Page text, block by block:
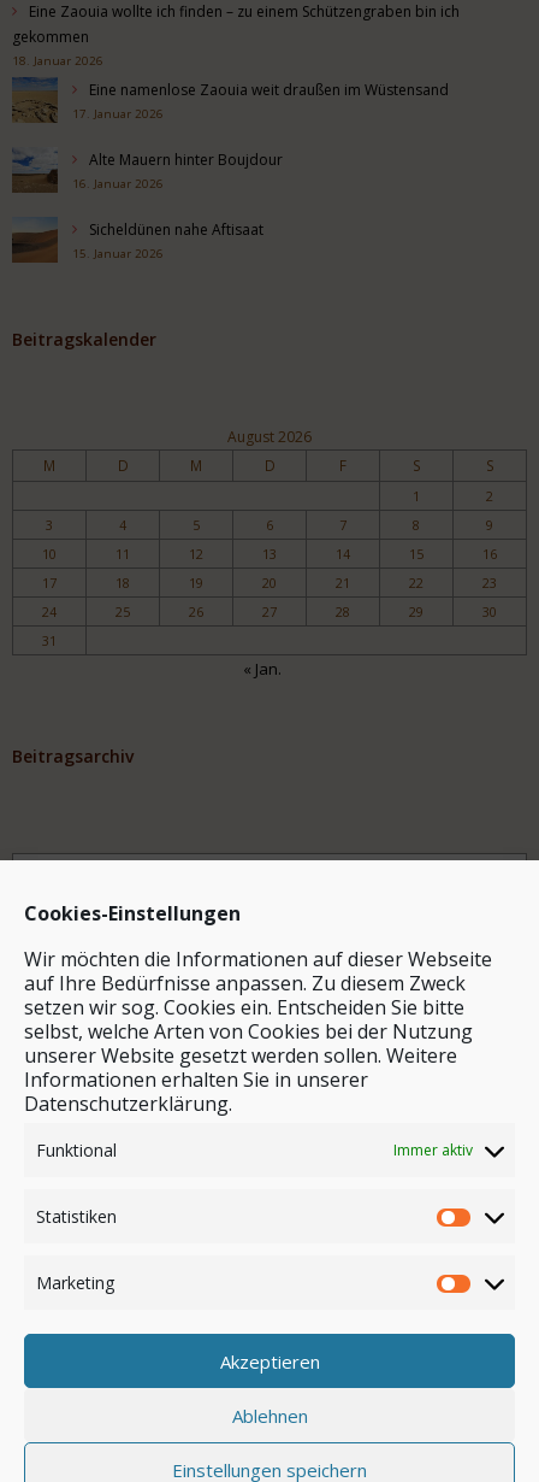
Cookies-Einstellungen
Wir möchten die Informationen auf dieser Webseite
auf Ihre Bedürfnisse anpassen. Zu diesem Zweck
setzen wir sog. Cookies ein. Entscheiden Sie bitte
selbst, welche Arten von Cookies bei der Nutzung
unserer Website gesetzt werden sollen. Weitere
Informationen erhalten Sie in unserer
Datenschutzerklärung.
Funktional Immer aktiv
Statistiken
Marketing
Akzeptieren
Ablehnen
Einstellungen speichern
Eine Zaouia wollte ich finden – zu einem Schützengraben bin ich
gekommen
18. Januar 2026
Eine namenlose Zaouia weit draußen im Wüstensand
17. Januar 2026
Alte Mauern hinter Boujdour
16. Januar 2026
Sicheldünen nahe Aftisaat
15. Januar 2026
Beitragskalender
August 2026
M D M D F S S
1
2
3
4 5 6 7 8
9
10
11 12 13 14 15
16
17
18 19 20 21 22
23
24
25 26 27 28 29
30
31
« Jan.
Beitragsarchiv
Archiv
Stichwortsuche
Anmelden